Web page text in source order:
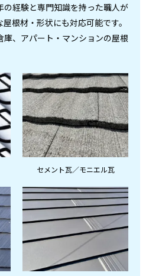
の経験と専門知識を持った職人が
根材・形状にも対応可能です。
、アパート・マンションの屋根
セメント瓦／モニエル瓦